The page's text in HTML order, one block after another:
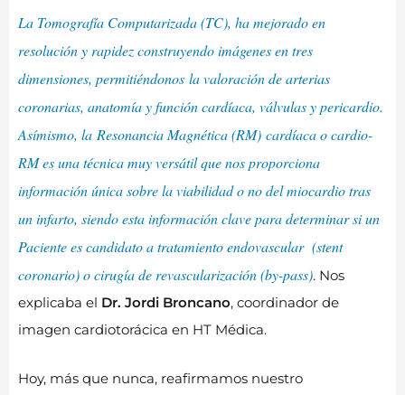
La Tomografía Computarizada (TC), ha mejorado en
resolución y rapidez construyendo imágenes en tres
dimensiones, permitiéndonos la valoración de arterias
coronarias, anatomía y función cardíaca, válvulas y pericardio.
Asímismo, la Resonancia Magnética (RM) cardíaca o cardio-
RM es una técnica muy versátil que nos proporciona
información única sobre la viabilidad o no del miocardio tras
un infarto, siendo esta información clave para determinar si un
Paciente es candidato a tratamiento endovascular (stent
coronario) o cirugía de revascularización (by-pass). Nos
explicaba el Dr. Jordi Broncano, coordinador de
imagen cardiotorácica en HT Médica.
Hoy, más que nunca, reafirmamos nuestro